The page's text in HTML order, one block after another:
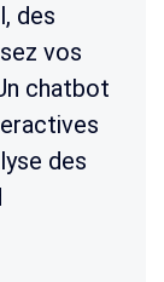
des
vos
chatbot
des